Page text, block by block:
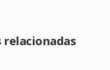
relacionadas